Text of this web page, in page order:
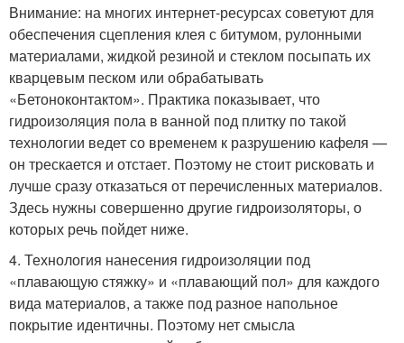
Внимание: на многих интернет-ресурсах советуют для
обеспечения сцепления клея с битумом, рулонными
материалами, жидкой резиной и стеклом посыпать их
кварцевым песком или обрабатывать
«Бетоноконтактом». Практика показывает, что
гидроизоляция пола в ванной под плитку по такой
технологии ведет со временем к разрушению кафеля —
он трескается и отстает. Поэтому не стоит рисковать и
лучше сразу отказаться от перечисленных материалов.
Здесь нужны совершенно другие гидроизоляторы, о
которых речь пойдет ниже.
4. Технология нанесения гидроизоляции под
«плавающую стяжку» и «плавающий пол» для каждого
вида материалов, а также под разное напольное
покрытие идентичны. Поэтому нет смысла